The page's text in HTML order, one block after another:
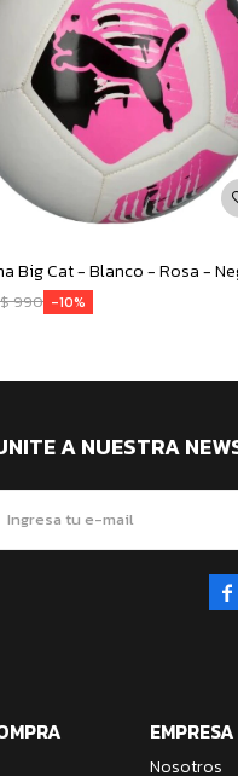
Big Cat - Blanco - Rosa -
$990 10
EMPRESA
Nosotros
A NUESTRA
